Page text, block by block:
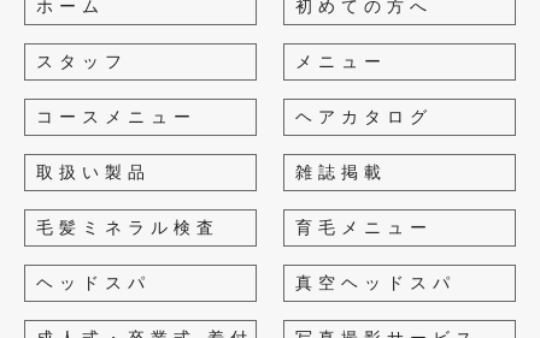
ホーム 初めての方へ
スタッフ メニュー
コースメニュー ヘアカタログ
取扱い製品 雑誌掲載
毛髪ミネラル検査 育毛メニュー
ヘッドスパ 真空ヘッドスパ